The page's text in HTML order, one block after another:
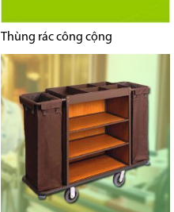
Thùng rác công cộng